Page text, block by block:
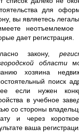
для
вы являетесь
неотъемлемое
дает регистрация.
закону,
области
хозяина
поиск
если нужен
в учебное
со стороны
и через
ваша